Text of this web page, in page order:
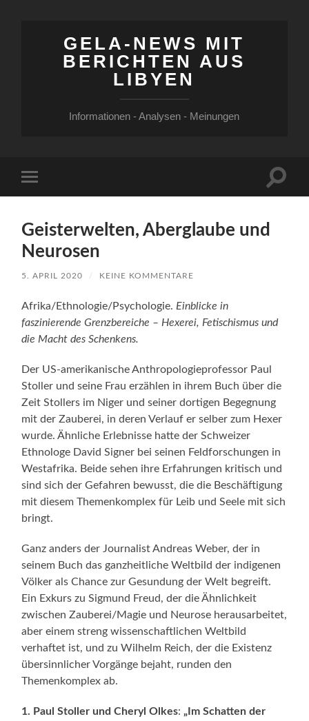
GELA-NEWS MIT
BERICHTEN AUS
LIBYEN
Informationen - Analysen - Meinungen
Menü
Geisterwelten, Aberglaube und
Neurosen
5. APRIL 2020 / KEINE KOMMENTARE
Afrika/Ethnologie/Psychologie. Einblicke in
faszinierende Grenzbereiche – Hexerei, Fetischismus und
die Macht des Schenkens.
Der US-amerikanische Anthropologieprofessor Paul
Stoller und seine Frau erzählen in ihrem Buch über die
Zeit Stollers im Niger und seiner dortigen Begegnung
mit der Zauberei, in deren Verlauf er selber zum Hexer
wurde. Ähnliche Erlebnisse hatte der Schweizer
Ethnologe David Signer bei seinen Feldforschungen in
Westafrika. Beide sehen ihre Erfahrungen kritisch und
sind sich der Gefahren bewusst, die die Beschäftigung
mit diesem Themenkomplex für Leib und Seele mit sich
bringt.
Ganz anders der Journalist Andreas Weber, der in
seinem Buch das ganzheitliche Weltbild der indigenen
Völker als Chance zur Gesundung der Welt begreift.
Ein Exkurs zu Sigmund Freud, der die Ähnlichkeit
zwischen Zauberei/Magie und Neurose herausarbeitet,
aber einem streng wissenschaftlichen Weltbild
verhaftet ist, und zu Wilhelm Reich, der die Existenz
übersinnlicher Vorgänge bejaht, runden den
Themenkomplex ab.
1. Paul Stoller und Cheryl Olkes:„Im Schatten der